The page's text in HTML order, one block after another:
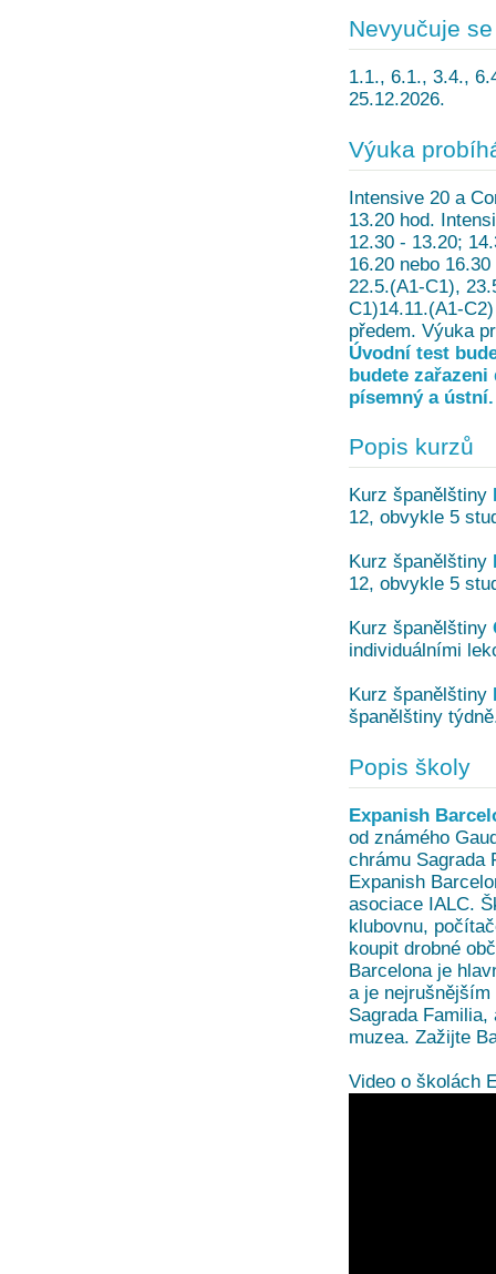
Nevyučuje se
1.1., 6.1., 3.4.,
25.12.2026.
Výuka
Intensive 20 a
13.20 hod.
12.30 - 13.20;
16.20 nebo
22.5.(A1-C1),
C1)14.11.(A1-
předem. Výuka
Úvodní test
budete
písemný a ústní.
Popis kurzů
Kurz španělštiny
12, obvykle 5
Kurz španělštiny
12, obvykle 5
Kurz španělštiny
individuálními
Kurz španělštiny
španělštiny
Popis školy
Expanish
od známého
chrámu Sagrada
Expanish
asociace IALC.
klubovnu,
koupit drobné
Barcelona je
a je nejrušnějším
Sagrada
muzea. Zažijte
Video o školách